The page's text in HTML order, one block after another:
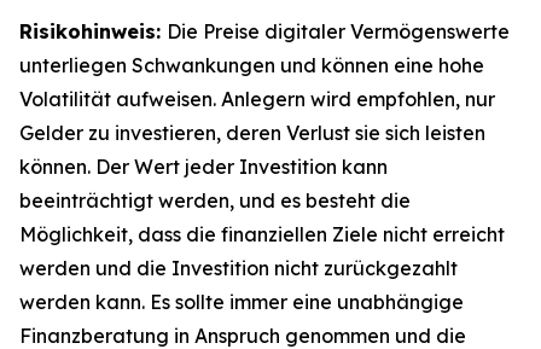
Risikohinweis: Die Preise digitaler Vermögenswerte
unterliegen Schwankungen und können eine hohe
Volatilität aufweisen. Anlegern wird empfohlen, nur
Gelder zu investieren, deren Verlust sie sich leisten
können. Der Wert jeder Investition kann
beeinträchtigt werden, und es besteht die
Möglichkeit, dass die finanziellen Ziele nicht erreicht
werden und die Investition nicht zurückgezahlt
werden kann. Es sollte immer eine unabhängige
Finanzberatung in Anspruch genommen und die